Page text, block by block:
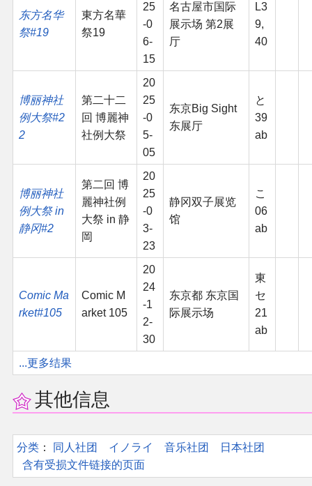
东方名华
祭#19
東方名華
祭19
25
-0
6-
15
名古屋市国际
展示场 第2展
厅
L3
9,
40
博丽神社
例大祭#2
2
第二十二
回 博麗神
社例大祭
20
25
-0
5-
05
东京Big Sight
东展厅
と
39
ab
博丽神社
例大祭 in
静冈#2
第二回 博
麗神社例
大祭 in 静
岡
20
25
-0
3-
23
静冈双子展览
馆
こ
06
ab
Comic Ma
rket#105
Comic M
arket 105
20
24
-1
2-
30
东京都 东京国
际展示场
東
セ
21
ab
...更多结果
其他信息
分类 ：​ 同人社团 イノライ 音乐社团
日本社团
含有受损文件链接的页面